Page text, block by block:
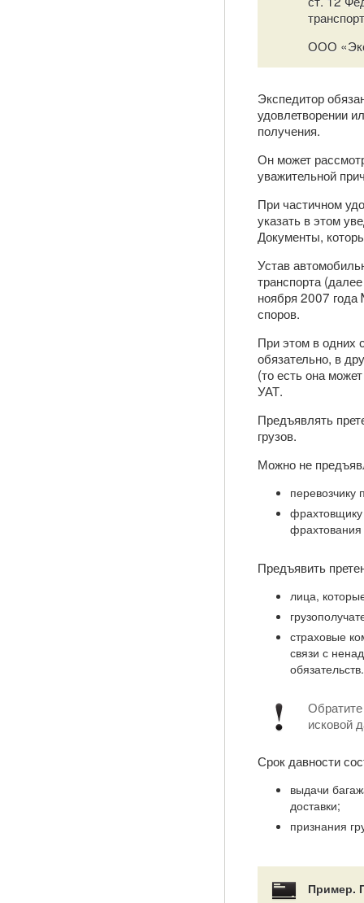
ООО
Экспедитор
удовлетворении
получения.
Он может
уважительной
При частичном
указать в этом
Документы,
Устав
транспорта
ноября 2007 года
споров.
При этом в одних
обязательно, в
(то есть она
УАТ.
Предъявлять
грузов.
Можно не
перевозчику
фрахтовщику
Предъявить
лица,
страховые
связи с
обязательств.
исковой
Срок давности
выдачи
доставки;
признания
Пример.